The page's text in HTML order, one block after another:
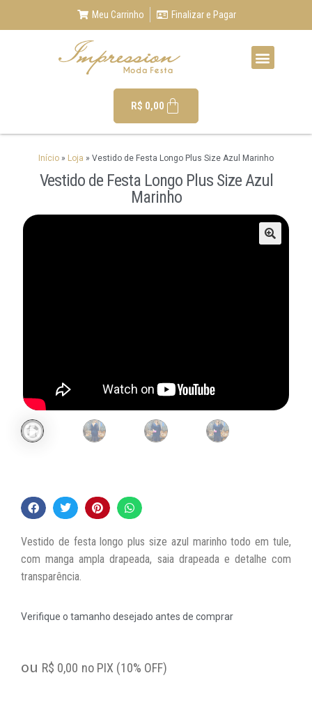
Meu Carrinho Finalizar e Pagar
R$ 0,00
Início » Loja » Vestido de Festa Longo Plus Size Azul Marinho
Vestido de Festa Longo Plus Size Azul
Marinho
Vestido de festa longo plus size azul marinho todo em tule,
com manga ampla drapeada, saia drapeada e detalhe com
transparência.
Verifique o tamanho desejado antes de comprar
ou R$ 0,00 no PIX (10% OFF)